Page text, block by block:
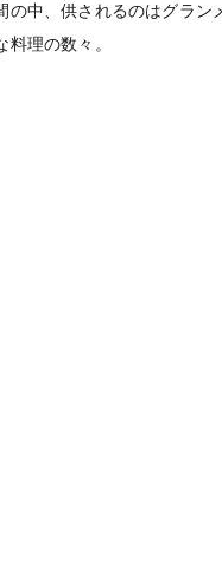
の中、供されるのはグラン
理の数々。